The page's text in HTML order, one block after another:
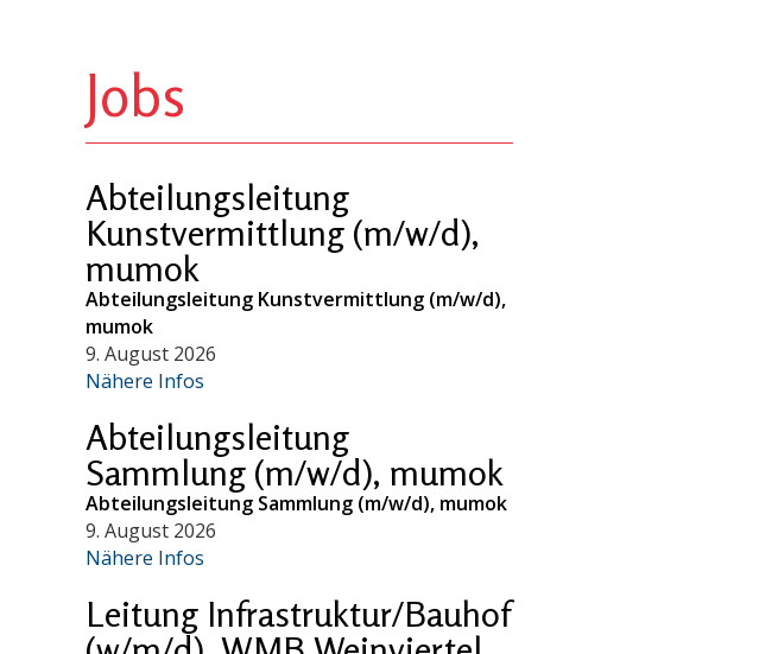
Jobs
Abteilungsleitung
Kunstvermittlung (m/w/d),
mumok
Abteilungsleitung Kunstvermittlung (m/w/d),
mumok
9. August 2026
Nähere Infos
Abteilungsleitung
Sammlung (m/w/d), mumok
Abteilungsleitung Sammlung (m/w/d), mumok
9. August 2026
Nähere Infos
Leitung Infrastruktur/Bauhof